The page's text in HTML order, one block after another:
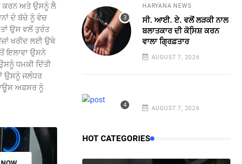
ਕਰਨ ਅਤੇ ਉਸਨੂੰ ਲੈ
ਦੇ ਬੱਚੇ ਨੂੰ ਵੇਚ
ਤਾਂ ਉਸ ਵਲੋਂ ਤੁਰੰਤ
ਖਰੀਦ ਲਈ ਉਥੇ
ਇਲਾਵਾ ਉਸਨੇ
ਧਮਕੀ ਦਿੱਤੀ
ਉਸਨੂੰ ਜਲੰਧਰ
ਅਫਸਰ ਨੂੰ
HARYANA NEWS
ਸੀ. ਆਈ. ਏ. ਵਲੋਂ ਲੜਕੀ ਨਾਲ
ਬਲਾਤਕਾਰ ਦੀ ਕੋਸਿ਼ਸ਼ ਕਰਨ
ਵਾਲਾ ਗ੍ਰਿਫ਼ਤਾਰ
AUGUST 7, 2026
AUGUST 7, 2026
HOT CATEGORIES